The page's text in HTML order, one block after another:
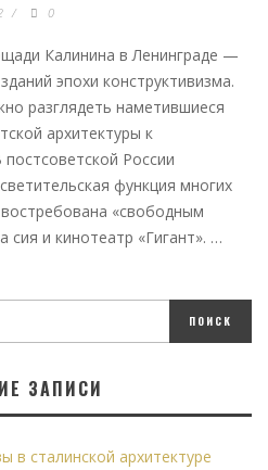
/ 0
Калинина в Ленинграде —
эпохи конструктивизма.
разглядеть наметившиеся
архитектуры к
России
функция многих
«свободным
и кинотеатр «Гигант». …
ЗАПИСИ
в сталинской архитектуре